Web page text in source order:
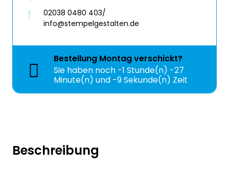
Beschreibung
02038 0480 403/
info@stempelgestalten.de
Bestellung Montagverschickt?
Sie haben noch -1 Stunde(n) -27
Minute(n) und -10 Sekunde(n) Zeit